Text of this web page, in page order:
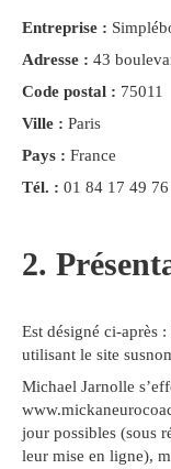
Entreprise :
Adresse : 43
Code postal : 75011
Ville : Paris
Pays : France
Tél. : 01 84 17 49 76
2.
Est désigné ci-après
utilisant le site
Michael Jarnolle
jour possibles (sous
leur mise en ligne),